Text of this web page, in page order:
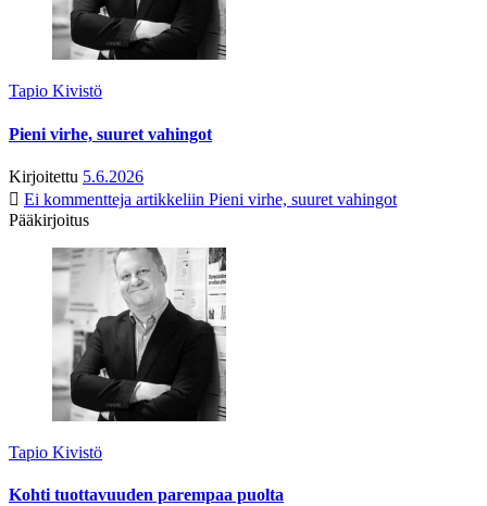
Tapio Kivistö
Pieni virhe, suuret vahingot
Kirjoitettu 5.6.2026
Ei kommentteja artikkeliin Pieni virhe, suuret vahingot
Pääkirjoitus
Tapio Kivistö
Kohti tuottavuuden parempaa puolta